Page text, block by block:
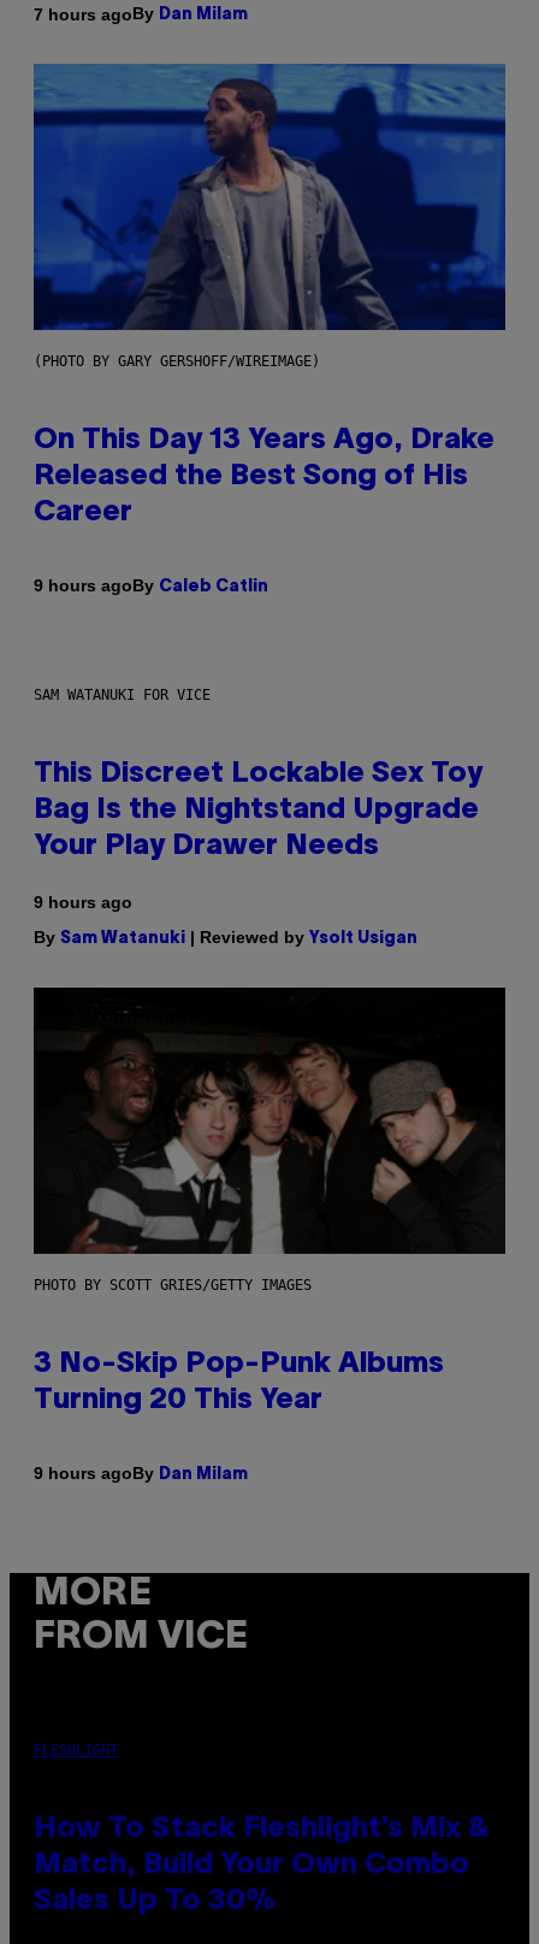
7 hours agoBy Dan Milam
(PHOTO BY GARY GERSHOFF/WIREIMAGE)
On This Day 13 Years Ago, Drake
Released the Best Song of His
Career
9 hours agoBy Caleb Catlin
SAM WATANUKI FOR VICE
This Discreet Lockable Sex Toy
Bag Is the Nightstand Upgrade
Your Play Drawer Needs
9 hours ago
By Sam Watanuki | Reviewed by Ysolt Usigan
PHOTO BY SCOTT GRIES/GETTY IMAGES
3 No-Skip Pop-Punk Albums
Turning 20 This Year
9 hours agoBy Dan Milam
MORE
FROM VICE
FLESHLIGHT
How To Stack Fleshlight’s Mix &
Match, Build Your Own Combo
Sales Up To 30%